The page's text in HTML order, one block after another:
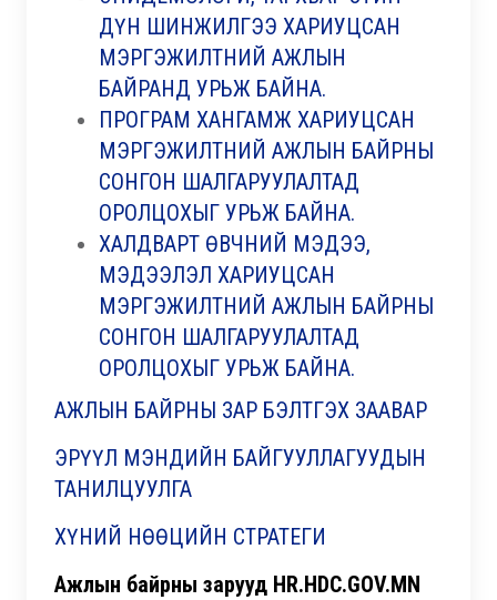
ДҮН ШИНЖИЛГЭЭ ХАРИУЦСАН
МЭРГЭЖИЛТНИЙ АЖЛЫН
БАЙРАНД УРЬЖ БАЙНА.
ПРОГРАМ ХАНГАМЖ ХАРИУЦСАН
МЭРГЭЖИЛТНИЙ АЖЛЫН БАЙРНЫ
СОНГОН ШАЛГАРУУЛАЛТАД
ОРОЛЦОХЫГ УРЬЖ БАЙНА.
ХАЛДВАРТ ӨВЧНИЙ МЭДЭЭ,
МЭДЭЭЛЭЛ ХАРИУЦСАН
МЭРГЭЖИЛТНИЙ АЖЛЫН БАЙРНЫ
СОНГОН ШАЛГАРУУЛАЛТАД
ОРОЛЦОХЫГ УРЬЖ БАЙНА.
АЖЛЫН БАЙРНЫ ЗАР БЭЛТГЭХ ЗААВАР
ЭРҮҮЛ МЭНДИЙН БАЙГУУЛЛАГУУДЫН
ТАНИЛЦУУЛГА
ХҮНИЙ НӨӨЦИЙН СТРАТЕГИ
Ажлын байрны зарууд HR.HDC.GOV.MN